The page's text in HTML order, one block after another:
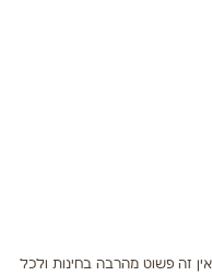
זה פשוט מהרבה בחינות ולכל